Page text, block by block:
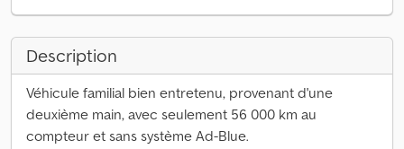
Description
Véhicule familial bien entretenu, provenant d'une
deuxième main, avec seulement 56 000 km au
compteur et sans système Ad-Blue.